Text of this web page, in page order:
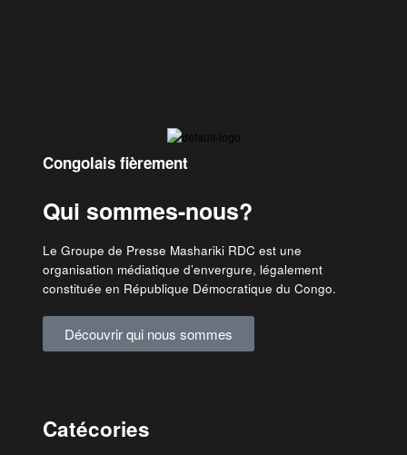
Congolais fièrement
Qui sommes-nous?
Le Groupe de Presse Mashariki RDC est une
organisation médiatique d’envergure, légalement
constituée en République Démocratique du Congo.
Découvrir qui nous sommes
Catécories